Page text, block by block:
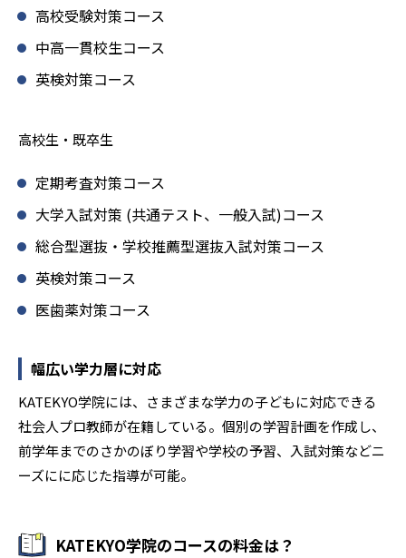
高校受験対策コース
中高一貫校生コース
英検対策コース
高校生・既卒生
定期考査対策コース
大学入試対策 (共通テスト、一般入試)コース
総合型選抜・学校推薦型選抜入試対策コース
英検対策コース
医歯薬対策コース
幅広い学力層に対応
KATEKYO学院には、さまざまな学力の子どもに対応できる
社会人プロ教師が在籍している。個別の学習計画を作成し、
前学年までのさかのぼり学習や学校の予習、入試対策などニ
ーズにに応じた指導が可能。
KATEKYO学院のコースの料金は？